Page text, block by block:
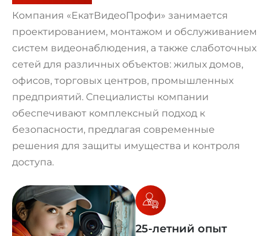
Компания «ЕкатВидеоПрофи» занимается
проектированием, монтажом и обслуживанием
систем видеонаблюдения, а также слаботочных
сетей для различных объектов: жилых домов,
офисов, торговых центров, промышленных
предприятий. Специалисты компании
обеспечивают комплексный подход к
безопасности, предлагая современные
решения для защиты имущества и контроля
доступа.
25-летний опыт